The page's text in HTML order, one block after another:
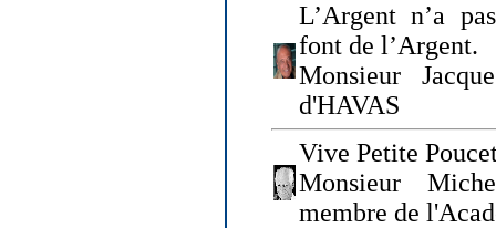
L’Argent n’a
font de l’Argent.
Monsieur
d'HAVAS
Vive Petite
Monsieur
membre de